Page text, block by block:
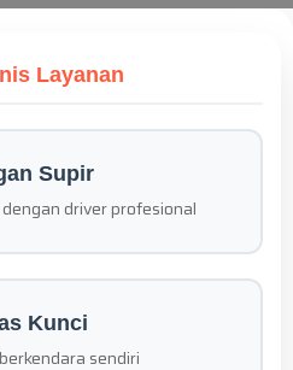
Layanan
Supir
driver profesional
Kunci
sendiri